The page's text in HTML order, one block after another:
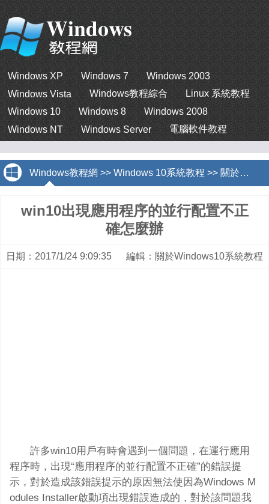
Windows XP Windows 7
Windows 2003
Windows Vista
Windows教程綜合
Linux 系統教程
Windows 10
Windows 8
Windows 2008
Windows NT
Windows Server 電腦軟件教程
Windows教程網 >> Windows 10系統教程 >> 關於Windows10系統教程
win10出現應用程序的並行配置不正
確怎麼辦
日期：2017/1/24 9:09:35 編輯：關於Windows10系統教程
許多win10用戶有時會遇到一個問題，在運行應用
程序時，出現“應用程序的並行配置不正確”的錯誤提
示，對於造成該錯誤提示的原因無法使因為Windows M
odules Installer啟動項出現錯誤造成的，對於該問題我